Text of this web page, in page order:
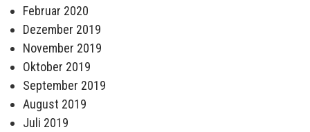
Februar 2020
Dezember 2019
November 2019
Oktober 2019
September 2019
August 2019
Juli 2019